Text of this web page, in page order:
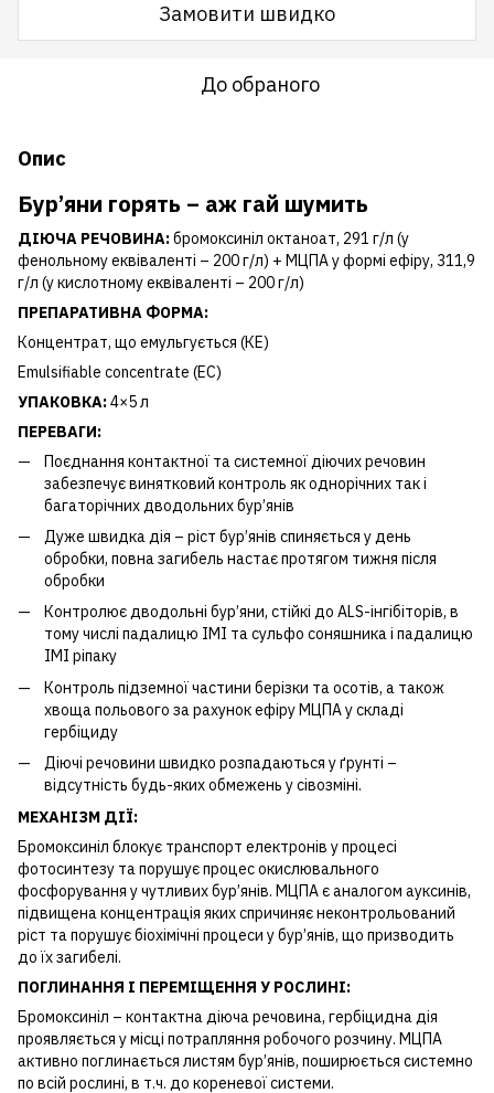
Замовити швидко
До обраного
Опис
Бур’яни горять – аж гай шумить
ДІЮЧА РЕЧОВИНА:бромоксиніл октаноат, 291 г/л (у
фенольному еквіваленті – 200 г/л) + МЦПА у формі ефіру, 311,9
г/л (у кислотному еквіваленті – 200 г/л)
ПРЕПАРАТИВНА ФОРМА:
Концентрат, що емульгується (КЕ)
Emulsifiable concentrate (EC)
УПАКОВКА:4×5 л
ПЕРЕВАГИ:
Поєднання контактної та системної діючих речовин
забезпечує винятковий контроль як однорічних так і
багаторічних дводольних бур’янів
Дуже швидка дія – ріст бур’янів спиняється у день
обробки, повна загибель настає протягом тижня після
обробки
Контролює дводольні бур’яни, стійкі до ALS-інгібіторів, в
тому числі падалицю ІМІ та сульфо соняшника і падалицю
ІМІ ріпаку
Контроль підземної частини берізки та осотів, а також
хвоща польового за рахунок ефіру МЦПА у складі
гербіциду
Діючі речовини швидко розпадаються у ґрунті –
відсутність будь-яких обмежень у сівозміні.
МЕХАНІЗМ ДІЇ:
Бромоксиніл блокує транспорт електронів у процесі
фотосинтезу та порушує процес окислювального
фосфорування у чутливих бур’янів. МЦПА є аналогом ауксинів,
підвищена концентрація яких спричиняє неконтрольований
ріст та порушує біохімічні процеси у бур’янів, що призводить
до їх загибелі.
ПОГЛИНАННЯ І ПЕРЕМІЩЕННЯ У РОСЛИНІ:
Бромоксиніл – контактна діюча речовина, гербіцидна дія
проявляється у місці потрапляння робочого розчину. МЦПА
активно поглинається листям бур’янів, поширюється системно
по всій рослині, в т.ч. до кореневої системи.